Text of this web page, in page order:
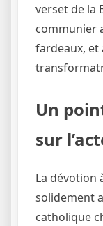
verset de la
communier
fardeaux, et
Un
sur
La dévotion
solidement
catholique